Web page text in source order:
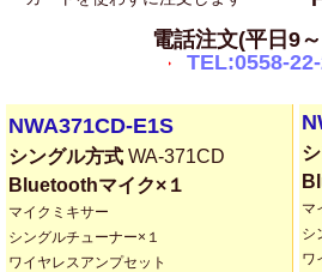
電話注文(平日9
TEL:0558-
NWA371CD-E1S
シングル方式 WA-371CD
Bluetoothマイク×１
マイクミキサー
シングルチューナー×１
ワイヤレスアンプセット
マ
シ
ワ